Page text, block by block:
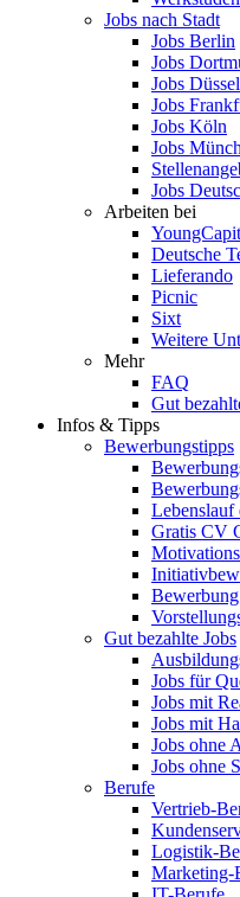
Jobs nach Stadt
Jobs Berlin
Jobs
Jobs
Jobs
Jobs Köln
Jobs
Jobs
Arbeiten bei
Deutsche
Lieferando
Picnic
Sixt
Weitere
Mehr
FAQ
Gut
Infos & Tipps
Bewerbungstipps
Lebenslauf
Gratis CV
Gut bezahlte Jobs
Jobs für
Jobs mit
Jobs mit
Jobs ohne
Jobs ohne
Berufe
Vertrieb-
Logistik-
Marketing-